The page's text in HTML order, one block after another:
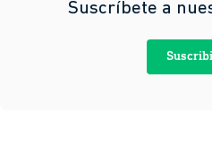
Suscríbete a